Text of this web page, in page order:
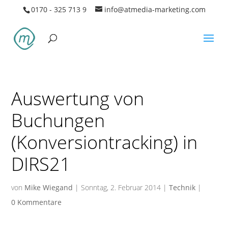
0170 - 325 713 9 info@atmedia-marketing.com
Auswertung von
Buchungen
(Konversiontracking) in
DIRS21
von Mike Wiegand | Sonntag, 2. Februar 2014 |Technik |
0 Kommentare